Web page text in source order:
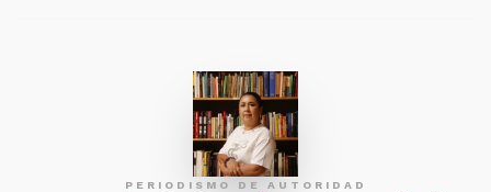
PERIODISMO DE AUTORIDAD